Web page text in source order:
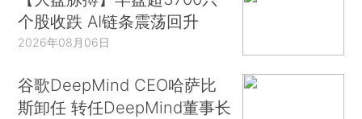
个股收跌 AI链条震荡回升
2026年08月06日
谷歌DeepMind CEO哈萨比
斯卸任 转任DeepMind董事长